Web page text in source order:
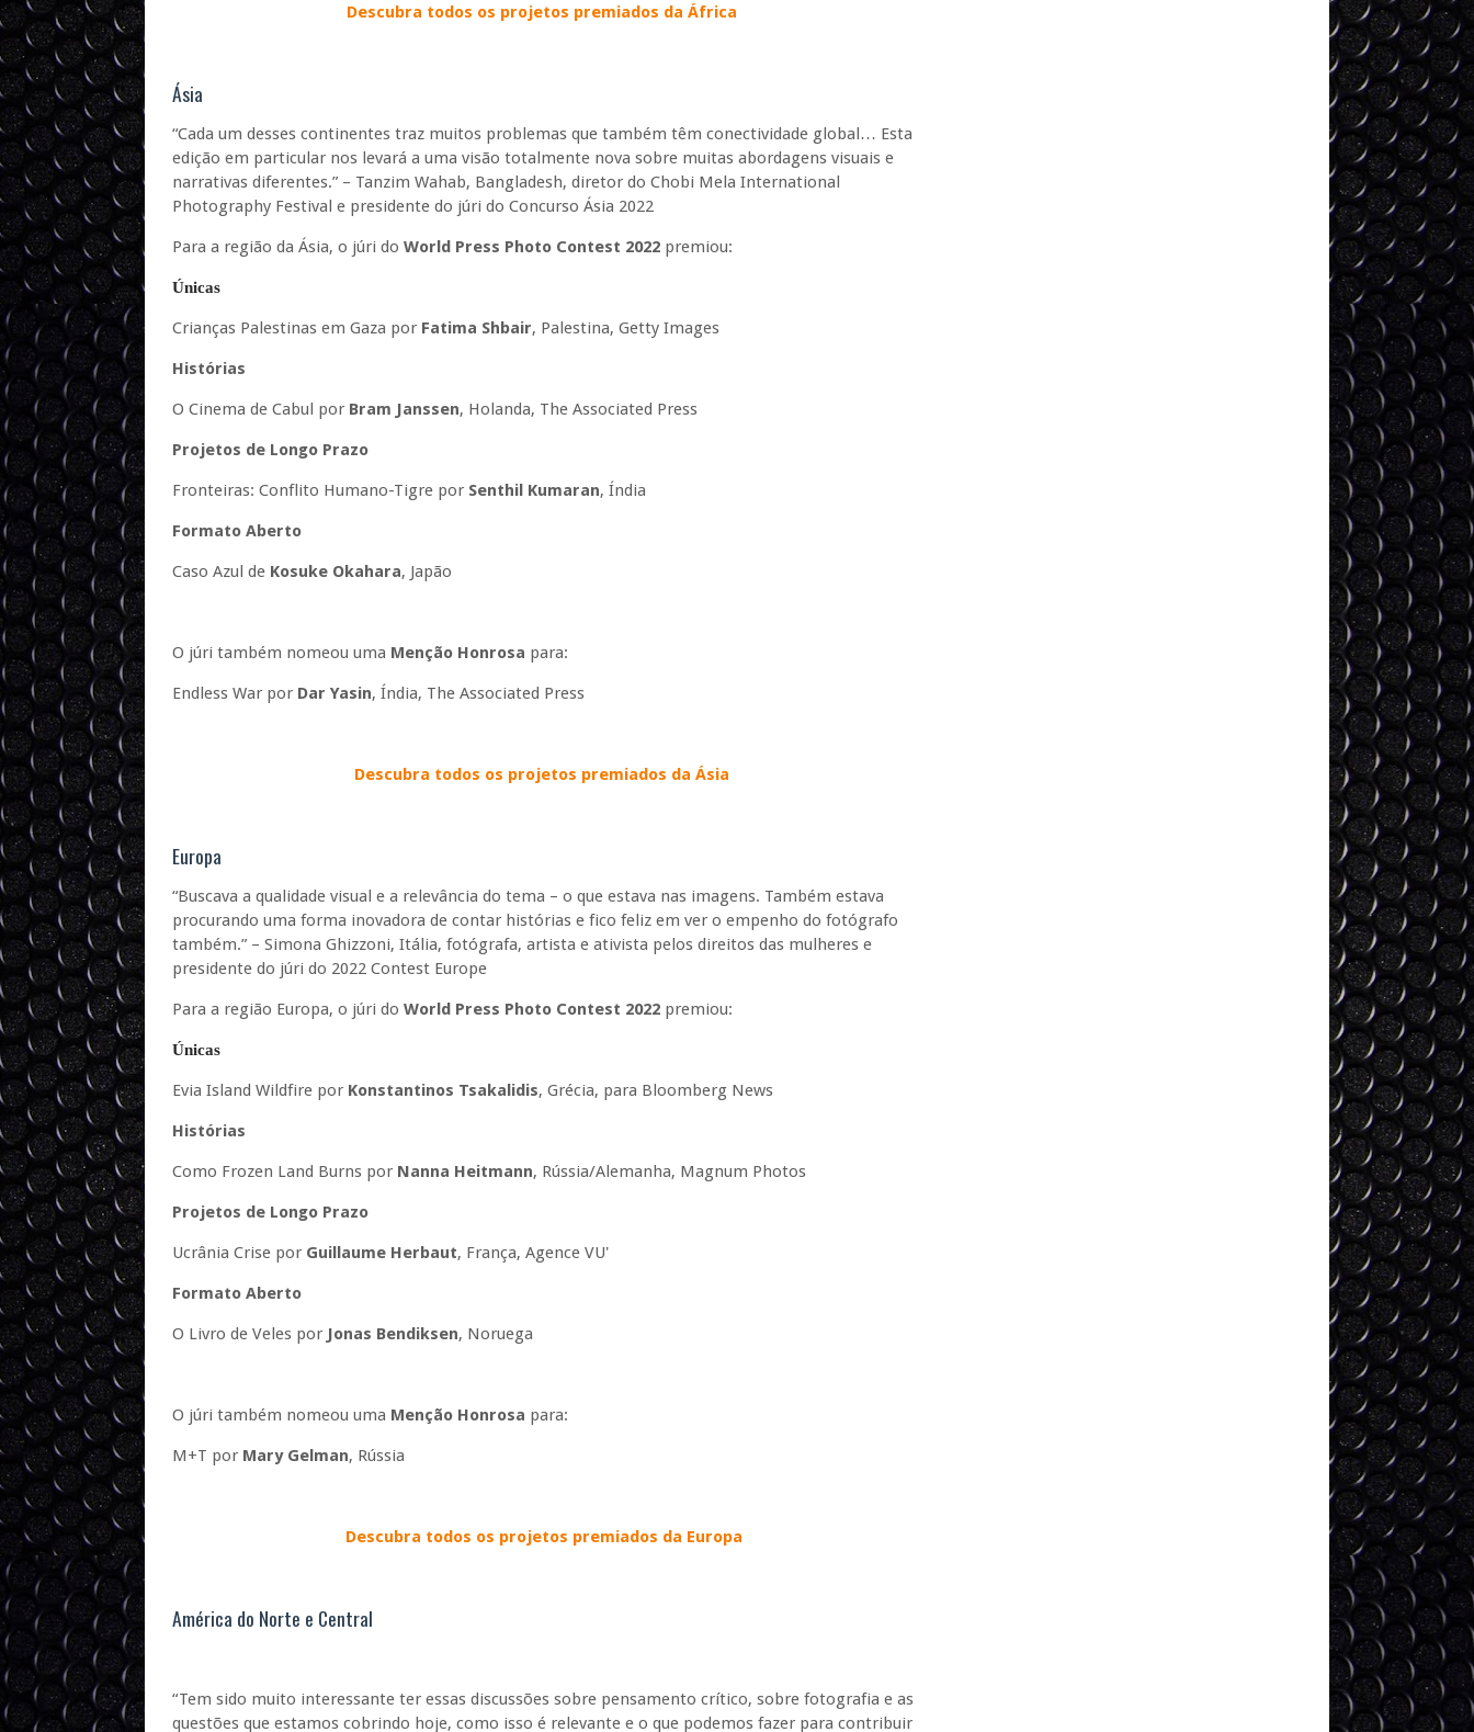
Descubra todos os projetos premiados da África
Ásia
“Cada um desses continentes traz muitos problemas que também têm conectividade global… Esta
edição em particular nos levará a uma visão totalmente nova sobre muitas abordagens visuais e
narrativas diferentes.” – Tanzim Wahab, Bangladesh, diretor do Chobi Mela International
Photography Festival e presidente do júri do Concurso Ásia 2022
Para a região da Ásia, o júri do World Press Photo Contest 2022 premiou:
Únicas
Crianças Palestinas em Gaza por Fatima Shbair, Palestina, Getty Images
Histórias
O Cinema de Cabul por Bram Janssen, Holanda, The Associated Press
Projetos de Longo Prazo
Fronteiras: Conflito Humano-Tigre por Senthil Kumaran, Índia
Formato Aberto
Caso Azul de Kosuke Okahara, Japão
O júri também nomeou uma Menção Honrosa para:
Endless War por Dar Yasin, Índia, The Associated Press
Descubra todos os projetos premiados da Ásia
Europa
“Buscava a qualidade visual e a relevância do tema – o que estava nas imagens. Também estava
procurando uma forma inovadora de contar histórias e fico feliz em ver o empenho do fotógrafo
também.” – Simona Ghizzoni, Itália, fotógrafa, artista e ativista pelos direitos das mulheres e
presidente do júri do 2022 Contest Europe
Para a região Europa, o júri do World Press Photo Contest 2022 premiou:
Únicas
Evia Island Wildfire por Konstantinos Tsakalidis, Grécia, para Bloomberg News
Histórias
Como Frozen Land Burns por Nanna Heitmann, Rússia/Alemanha, Magnum Photos
Projetos de Longo Prazo
Ucrânia Crise por Guillaume Herbaut, França, Agence VU'
Formato Aberto
O Livro de Veles por Jonas Bendiksen, Noruega
O júri também nomeou uma Menção Honrosa para:
M+T por Mary Gelman, Rússia
Descubra todos os projetos premiados da Europa
América do Norte e Central
“Tem sido muito interessante ter essas discussões sobre pensamento crítico, sobre fotografia e as
questões que estamos cobrindo hoje, como isso é relevante e o que podemos fazer para contribuir